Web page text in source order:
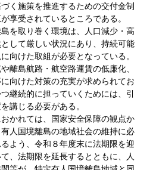
く施策を推進するための交付金制
享受されているところである。
を取り巻く環境は、人口減少・高
して厳しい状況にあり、持続可能
向けた取組が必要となっている。
離島航路・航空路運賃の低廉化、
向けた対策の充実が求められてお
継続的に担っていくためには、引
講じる必要がある。
かれては、国家安全保障の観点か
人国境離島の地域社会の維持に必
よう、令和８年度末に法期限を迎
、法期限を延長するとともに、人